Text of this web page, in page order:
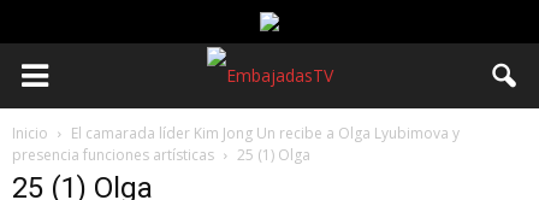
Inicio
El camarada líder Kim Jong Un recibe a Olga Lyubimova y
presencia funciones artísticas
25 (1) Olga
25 (1) Olga